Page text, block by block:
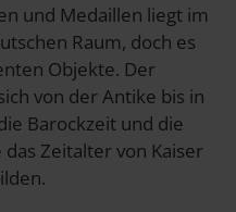
und Medaillen liegt im
Raum, doch es
Objekte. Der
von der Antike bis in
Barockzeit und die
Zeitalter von Kaiser